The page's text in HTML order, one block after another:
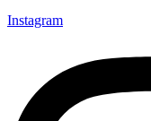
Instagram